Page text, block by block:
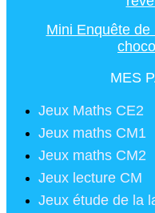
Mini Enquête
MES
Jeux Maths CE2
Jeux maths CM1
Jeux maths CM2
Jeux lecture CM
Jeux étude de la